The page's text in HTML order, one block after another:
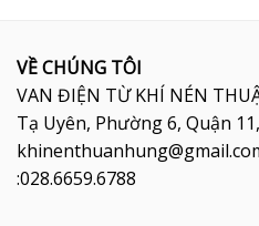
VỀ CHÚNG TÔI
VAN ĐIỆN TỪ KHÍ NÉN
Tạ Uyên, Phường 6, Quận
:028.6659.6788